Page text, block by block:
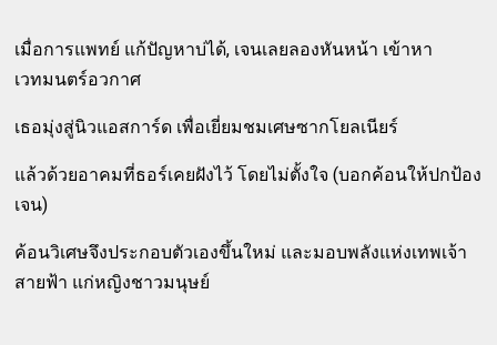
เมื่อการแพทย์ แก้ปัญหาบ่ได้, เจนเลยลองหันหน้า เข้าหา
เวทมนตร์อวกาศ
เธอมุ่งสู่นิวแอสการ์ด เพื่อเยี่ยมชมเศษซากโยลเนียร์
แล้วด้วยอาคมที่ธอร์เคยฝังไว้ โดยไม่ตั้งใจ (บอกค้อนให้ปกป้อง
เจน)
ค้อนวิเศษจึงประกอบตัวเองขึ้นใหม่ และมอบพลังแห่งเทพเจ้า
สายฟ้า แก่หญิงชาวมนุษย์